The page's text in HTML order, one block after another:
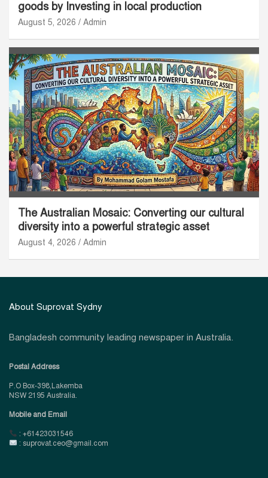
goods by Investing in local production
August 5, 2026 Admin
The Australian Mosaic: Converting our cultural
diversity into a powerful strategic asset
August 4, 2026 Admin
About Suprovat Sydny
Bangladesh community leading newspaper in Australia.
Postal Address
P.O Box-398,Lakemba
NSW 2195 Australia.
Mobile and Email
: +61423031546
: suprovat.ceo@gmail.com